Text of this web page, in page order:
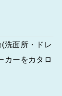
洗面所・ドレ
カーをカタロ